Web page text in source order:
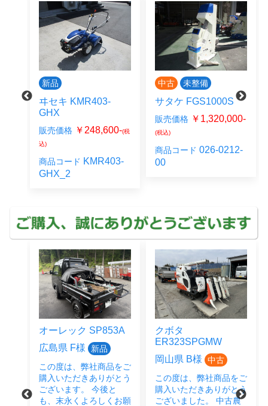
新品
ヰセキ KMR403-
GHX
販売価格 ￥248,600-(税
込)
商品コード KMR403-
GHX_2
中古 未整備
サタケ FGS1000S
販売価格 ￥1,320,000-
(税込)
商品コード 026-0212-
00
オーレック SP853A
広島県 F様
新品
この度は、弊社商品をご
購入いただきありがとう
ございます。 今後と
も、末永くよろしくお願
クボタ
ER323SPGMW
岡山県 B様
中古
この度は、弊社商品をご
購入いただきありがとう
ございました。 中古農